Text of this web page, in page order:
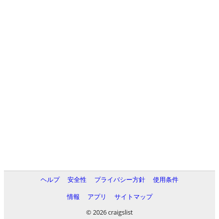
ヘルプ 安全性 プライバシー方針
使用条件
情報
アプリ
サイトマップ
© 2026 craigslist